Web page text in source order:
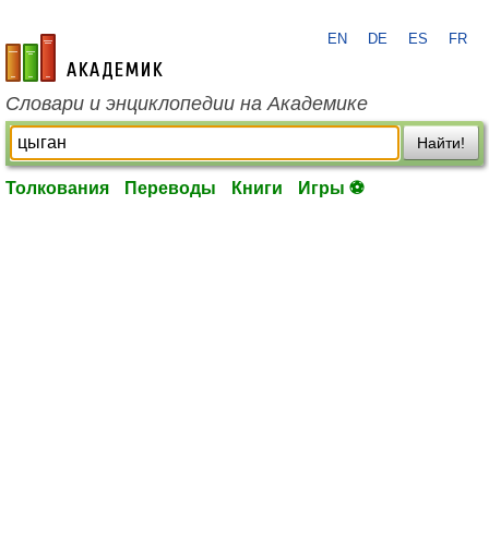
academic.ru
EN DE ES FR
Словари и энциклопедии на Академике
Найти!
Толкования Переводы Книги Игры ⚽